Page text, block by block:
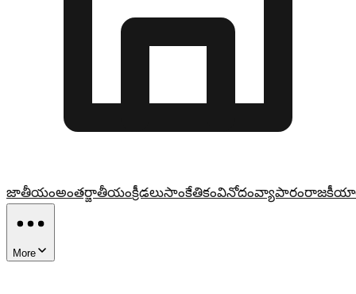
జాతీయంఅంతర్జాతీయంక్రీడలుసాంకేతికంవినోదంవ్యాపారం
More